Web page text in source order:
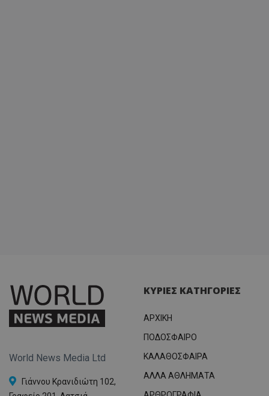
World News Media Ltd
Γιάννου Κρανιδιώτη 102,
ΚΥΡΙΕΣ ΚΑΤΗΓΟΡΙΕΣ
ΑΡΧΙΚΗ
ΠΟΔΟΣΦΑΙΡΟ
ΚΑΛΑΘΟΣΦΑΙΡΑ
ΑΛΛΑ ΑΘΛΗΜΑΤΑ